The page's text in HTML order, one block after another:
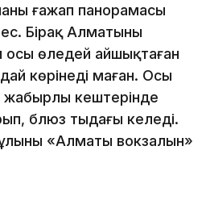
ғажап панорамасы
Бірақ Алматының
осы өлеңдей айшықтаған
көрінеді маған. Осы
жаңбырлы кештерінде
блюз тыңдағың келеді.
«Алматы вокзалын»